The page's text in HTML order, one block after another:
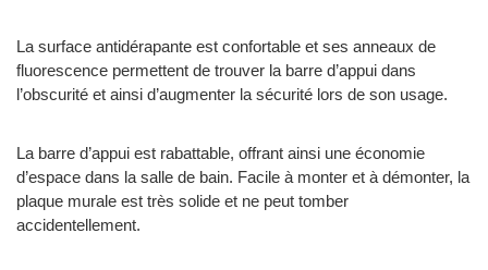
La surface antidérapante est confortable et ses anneaux de
fluorescence permettent de trouver la barre d’appui dans
l’obscurité et ainsi d’augmenter la sécurité lors de son usage.
La barre d’appui est rabattable, offrant ainsi une économie
d’espace dans la salle de bain. Facile à monter et à démonter, la
plaque murale est très solide et ne peut tomber
accidentellement.